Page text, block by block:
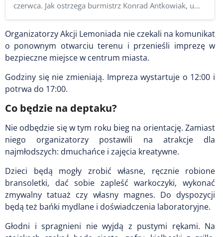
czerwca. Jak ostrzega burmistrz Konrad Antkowiak, u…
Organizatorzy Akcji Lemoniada nie czekali na komunikat
o ponownym otwarciu terenu i przenieśli imprezę w
bezpieczne miejsce w centrum miasta.
Godziny się nie zmieniają. Impreza wystartuje o 12:00 i
potrwa do 17:00.
Co będzie na deptaku?
Nie odbędzie się w tym roku bieg na orientację. Zamiast
niego organizatorzy postawili na atrakcje dla
najmłodszych: dmuchańce i zajęcia kreatywne.
Dzieci będą mogły zrobić własne, ręcznie robione
bransoletki, dać sobie zapleść warkoczyki, wykonać
zmywalny tatuaż czy własny magnes. Do dyspozycji
będą też bańki mydlane i doświadczenia laboratoryjne.
Głodni i spragnieni nie wyjdą z pustymi rękami. Na